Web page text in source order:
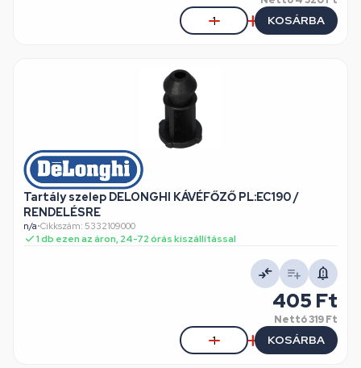
KOSÁRBA
Tartály szelep DELONGHI KÁVÉFŐZŐ PL:EC190 /
RENDELÉSRE
n/a•Cikkszám: 5332109000
1 db ezen az áron, 24-72 órás kiszállítással
405 Ft
Nettó319 Ft
KOSÁRBA